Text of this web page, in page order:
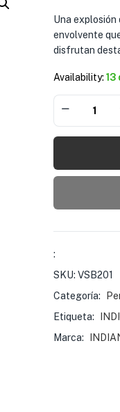
Una
envolvente
disfrutan
Availability: 13
:
SKU: VSB201
Categoría:
Etiqueta:
Marca: